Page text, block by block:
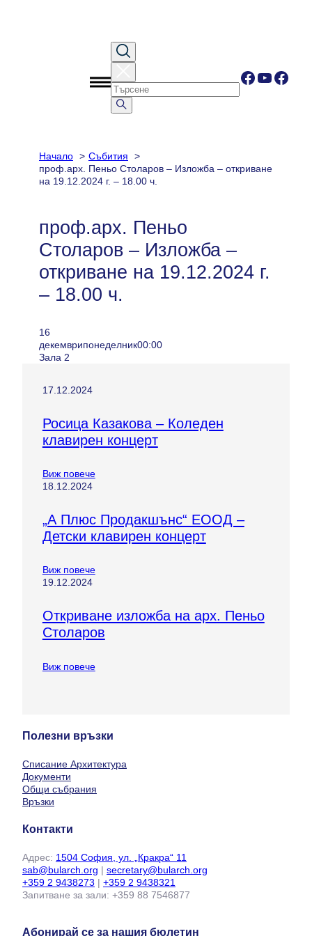
Facebook
Начало
Събития
проф.арх. Пеньо Столаров – Изложба – откриване
на 19.12.2024 г. – 18.00 ч.
проф.арх. Пеньо
Столаров – Изложба –
откриване на 19.12.2024 г.
– 18.00 ч.
16
декемврипонеделник00:00
Зала 2
17.12.2024
Росица Казакова – Коледен
клавирен концерт
Виж повече
18.12.2024
„А Плюс Продакшънс“ ЕООД –
Детски клавирен концерт
Виж повече
19.12.2024
Откриване изложба на арх. Пеньо
Столаров
Виж повече
Полезни връзки
Списание Архитектура
Документи
Общи събрания
Връзки
Контакти
Адрес: 1504 София, ул. „Кракра“ 11
sab@bularch.org | secretary@bularch.org
+359 2 9438273 | +359 2 9438321
Запитване за зали: +359 88 7546877
Абонирай се за нашия бюлетин